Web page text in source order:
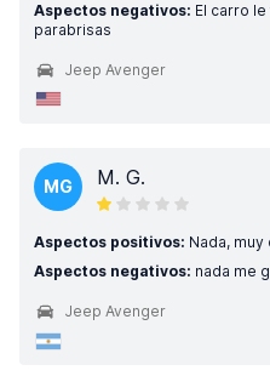
Aspectos negativos: El carro
parabrisas
Jeep Avenger
MG M. G.
Aspectos positivos: Nada,
Aspectos negativos: nada me
Jeep Avenger